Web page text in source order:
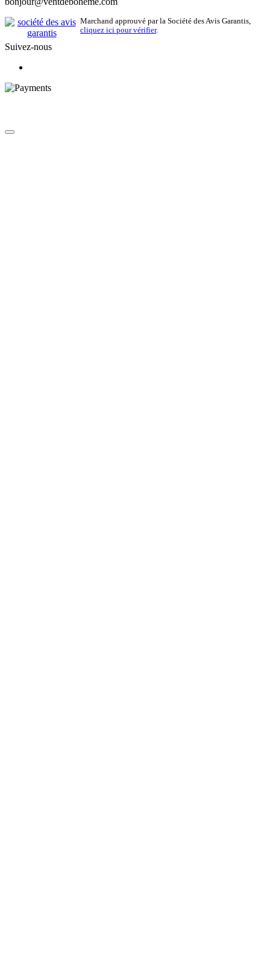
Marchand approuvé par la Société des Avis Garantis,
cliquez ici pour vérifier.
Suivez-nous